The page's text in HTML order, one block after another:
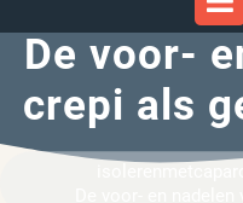
De voor-
crepi als